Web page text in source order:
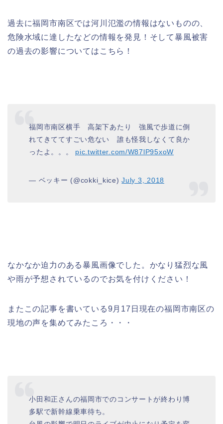
過去に福岡市南区では河川氾濫の情報はないものの、
危険水域に達したなどの情報を発見！そして暴風被害
の過去の影響についてはこちら！
福岡市南区横手 高架下あたり 強風で歩道に倒
れてきててすごい危ない 誰も怪我しなくて良か
ったよ。。。 pic.twitter.com/W87lP95xoW
— ベッキー (@cokki_kice)July 3, 2018
なかなか迫力のある暴風画像でした。かなり猛烈な風
や雨が予想されているのでお気を付けください！
またこの記事を書いている9月17日現在の福岡市南区の
現地の声を集めてみたころ・・・
小田和正さんの福岡市でのコンサートが終わり博
多駅で新幹線乗車待ち。